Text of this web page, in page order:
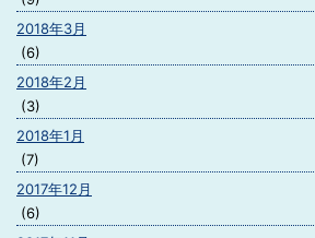
2018年3月
(6)
2018年2月
(3)
2018年1月
(7)
2017年12月
(6)